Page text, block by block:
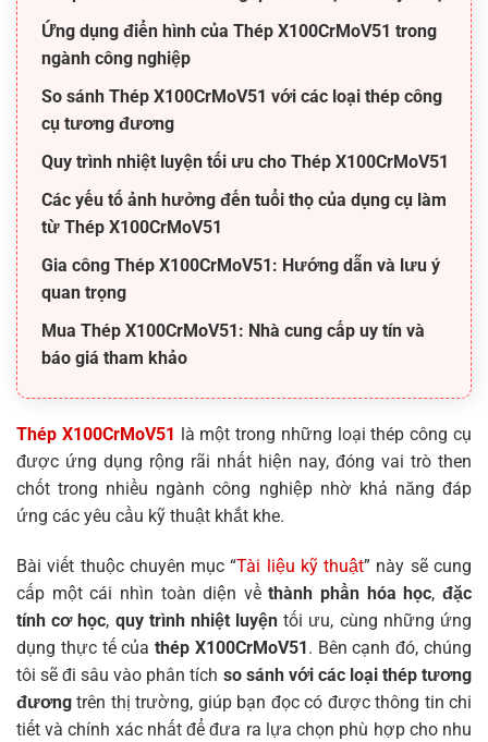
Ứng dụng điển hình của Thép X100CrMoV51 trong
ngành công nghiệp
So sánh Thép X100CrMoV51 với các loại thép công
cụ tương đương
Quy trình nhiệt luyện tối ưu cho Thép X100CrMoV51
Các yếu tố ảnh hưởng đến tuổi thọ của dụng cụ làm
từ Thép X100CrMoV51
Gia công Thép X100CrMoV51: Hướng dẫn và lưu ý
quan trọng
Mua Thép X100CrMoV51: Nhà cung cấp uy tín và
báo giá tham khảo
Thép X100CrMoV51
là một trong những loại thép công cụ
được ứng dụng rộng rãi nhất hiện nay, đóng vai trò then
chốt trong nhiều ngành công nghiệp nhờ khả năng đáp
ứng các yêu cầu kỹ thuật khắt khe.
Bài viết thuộc chuyên mục “Tài liệu kỹ thuật” này sẽ cung
cấp một cái nhìn toàn diện vềthành phần hóa học,đặc
tính cơ học, quy trình nhiệt luyện tối ưu, cùng những ứng
dụng thực tế củathép X100CrMoV51 . Bên cạnh đó, chúng
tôi sẽ đi sâu vào phân tích so sánh với các loại thép tương
đương trên thị trường, giúp bạn đọc có được thông tin chi
tiết và chính xác nhất để đưa ra lựa chọn phù hợp cho nhu